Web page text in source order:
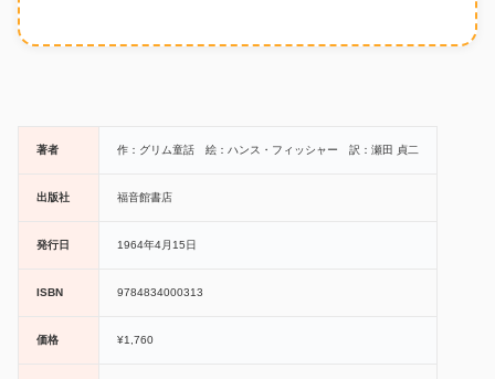
著者 作：グリム童話 絵：ハンス・フィッシャー 訳：瀬田 貞二
出版社 福音館書店
発行日 1964年4月15日
ISBN 9784834000313
価格 ¥1,760